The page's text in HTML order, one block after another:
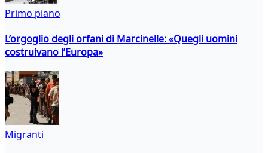
Primo piano
L’orgoglio degli orfani di Marcinelle: «Quegli uomini
costruivano l’Europa»
Migranti